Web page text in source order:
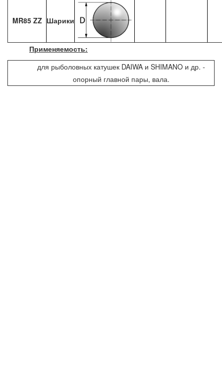
MR85 ZZ Шарики
Применяемость:
для рыболовных катушек DAIWA и SHIMANO и др. -
опорный главной пары, вала.